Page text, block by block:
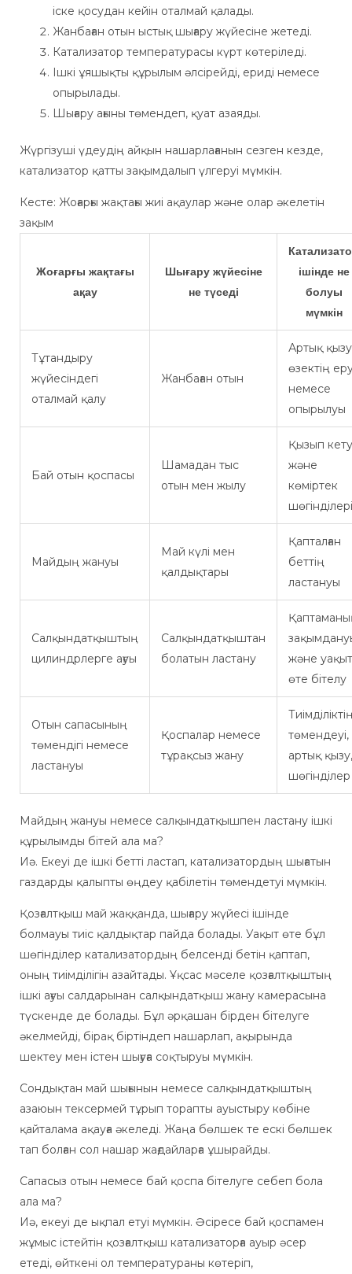
іске қосудан кейін оталмай қалады.
Жанбаған отын ыстық шығару жүйесіне жетеді.
Катализатор температурасы күрт көтеріледі.
Ішкі ұяшықты құрылым әлсірейді, ериді немесе
опырылады.
Шығару ағыны төмендеп, қуат азаяды.
Жүргізуші үдеудің айқын нашарлағанын сезген кезде,
катализатор қатты зақымдалып үлгеруі мүмкін.
Кесте: Жоғарғы жақтағы жиі ақаулар және олар әкелетін
зақым
Жоғарғы жақтағы
ақау
Шығару жүйесіне
не түседі
ішінде не
болуы
мүмкін
Тұтандыру
жүйесіндегі
оталмай қалу
Жанбаған отын
Артық
өзектің
немесе
опырылуы
Бай отын қоспасы
Шамадан тыс
отын мен жылу
Қызып кету
және
көміртек
шөгінділері
Майдың жануы
Май күлі мен
қалдықтары
Қапталған
беттің
ластануы
Салқындатқыштың
цилиндрлерге ағуы
Салқындатқыштан
болатын ластану
және уақыт
өте бітелу
Отын сапасының
төмендігі немесе
ластануы
Қоспалар немесе
тұрақсыз жану
төмендеуі,
артық қызу,
шөгінділер
Майдың жануы немесе салқындатқышпен ластану ішкі
құрылымды бітей ала ма?
Иә. Екеуі де ішкі бетті ластап, катализатордың шығатын
газдарды қалыпты өңдеу қабілетін төмендетуі мүмкін.
Қозғалтқыш май жаққанда, шығару жүйесі ішінде
болмауы тиіс қалдықтар пайда болады. Уақыт өте бұл
шөгінділер катализатордың белсенді бетін қаптап,
оның тиімділігін азайтады. Ұқсас мәселе қозғалтқыштың
ішкі ағуы салдарынан салқындатқыш жану камерасына
түскенде де болады. Бұл әрқашан бірден бітелуге
әкелмейді, бірақ біртіндеп нашарлап, ақырында
шектеу мен істен шығуға соқтыруы мүмкін.
Сондықтан май шығынын немесе салқындатқыштың
азаюын тексермей тұрып торапты ауыстыру көбіне
қайталама ақауға әкеледі. Жаңа бөлшек те ескі бөлшек
тап болған сол нашар жағдайларға ұшырайды.
Сапасыз отын немесе бай қоспа бітелуге себеп бола
ала ма?
Иә, екеуі де ықпал етуі мүмкін. Әсіресе бай қоспамен
жұмыс істейтін қозғалтқыш катализаторға ауыр әсер
етеді, өйткені ол температураны көтеріп,